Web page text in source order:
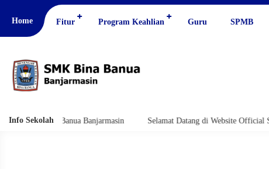
Home Fitur Program Keahlian Guru SPMB
Info Sekolah
Bina Banua Banjarmasin Selamat Datang di Website Official SMK